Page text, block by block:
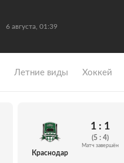
6 августа, 01:39
Летние виды Хоккей
Краснодар
1 : 1
(5 : 4)
Матч завершён